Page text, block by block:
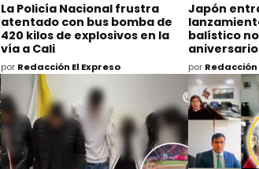
La Policía Nacional frustra
atentado con bus bomba de
420 kilos de explosivos en la
vía a Cali
por Redacción El Expreso
Japón
balístico
por Redacción